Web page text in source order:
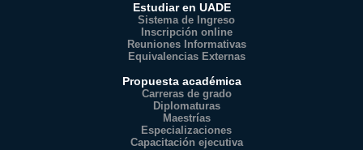
Estudiar en UADE
Sistema de Ingreso
Inscripción online
Reuniones Informativas
Equivalencias Externas
Propuesta académica
Carreras de grado
Diplomaturas
Maestrías
Especializaciones
Capacitación ejecutiva